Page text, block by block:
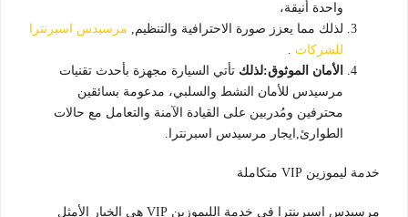
واحدة أنيقة،
لذلك مما يعزز صورة الاحترافية والتنظيم, مرسيدس اسبرنترا
للشركات .
الأمان الموثوق:لذلك تأتي السيارة مجهزة بأحدث تقنيات
مرسيدس للأمان النشط والسلبي، مدعومة بسائقين
محترفين ومُدربين على القيادة الآمنة والتعامل مع حالات
الطوارئ,ايجار مرسيدس اسبرنترا.
خدمة ليموزين VIP متكاملة
مرسيدس اسبرينترا في خدمة الليموزين VIP هي الخيار الأمثل